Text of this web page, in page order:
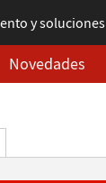
y soluciones
Novedades